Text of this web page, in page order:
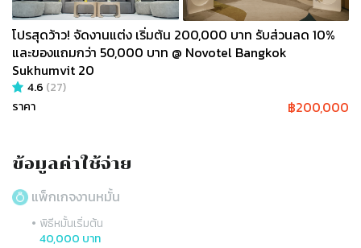
โปรสุดว้าว! จัดงานแต่ง เริ่มต้น 200,000 บาท รับส่วนลด 10%
และของแถมกว่า 50,000 บาท @ Novotel Bangkok
Sukhumvit 20
4.6 (27)
ราคา
฿200,000
ข้อมูลค่าใช้จ่าย
แพ็กเกจงานหมั้น
• พิธีหมั้นเริ่มต้น
40,000 บาท